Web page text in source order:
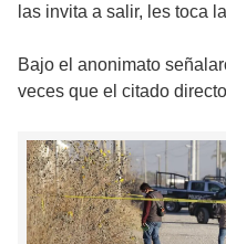
las invita a salir, les toca
Bajo el anonimato
veces que el citado